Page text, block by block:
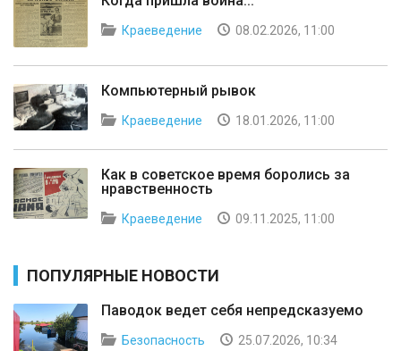
Краеведение 08.02.2026, 11:00
Компьютерный рывок
Краеведение 18.01.2026, 11:00
Как в советское время боролись за
нравственность
Краеведение 09.11.2025, 11:00
ПОПУЛЯРНЫЕ НОВОСТИ
Паводок ведет себя непредсказуемо
Безопасность 25.07.2026, 10:34